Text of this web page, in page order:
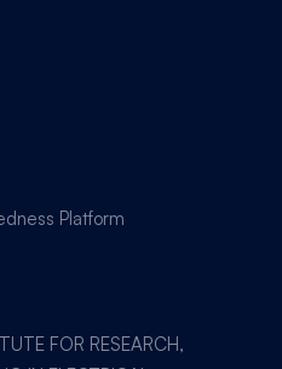
Platform
FOR RESEARCH,